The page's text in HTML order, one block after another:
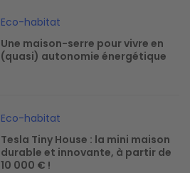
Eco-habitat
Une maison-serre pour vivre en
(quasi) autonomie énergétique
Eco-habitat
Tesla Tiny House : la mini maison
durable et innovante, à partir de
10 000 € !